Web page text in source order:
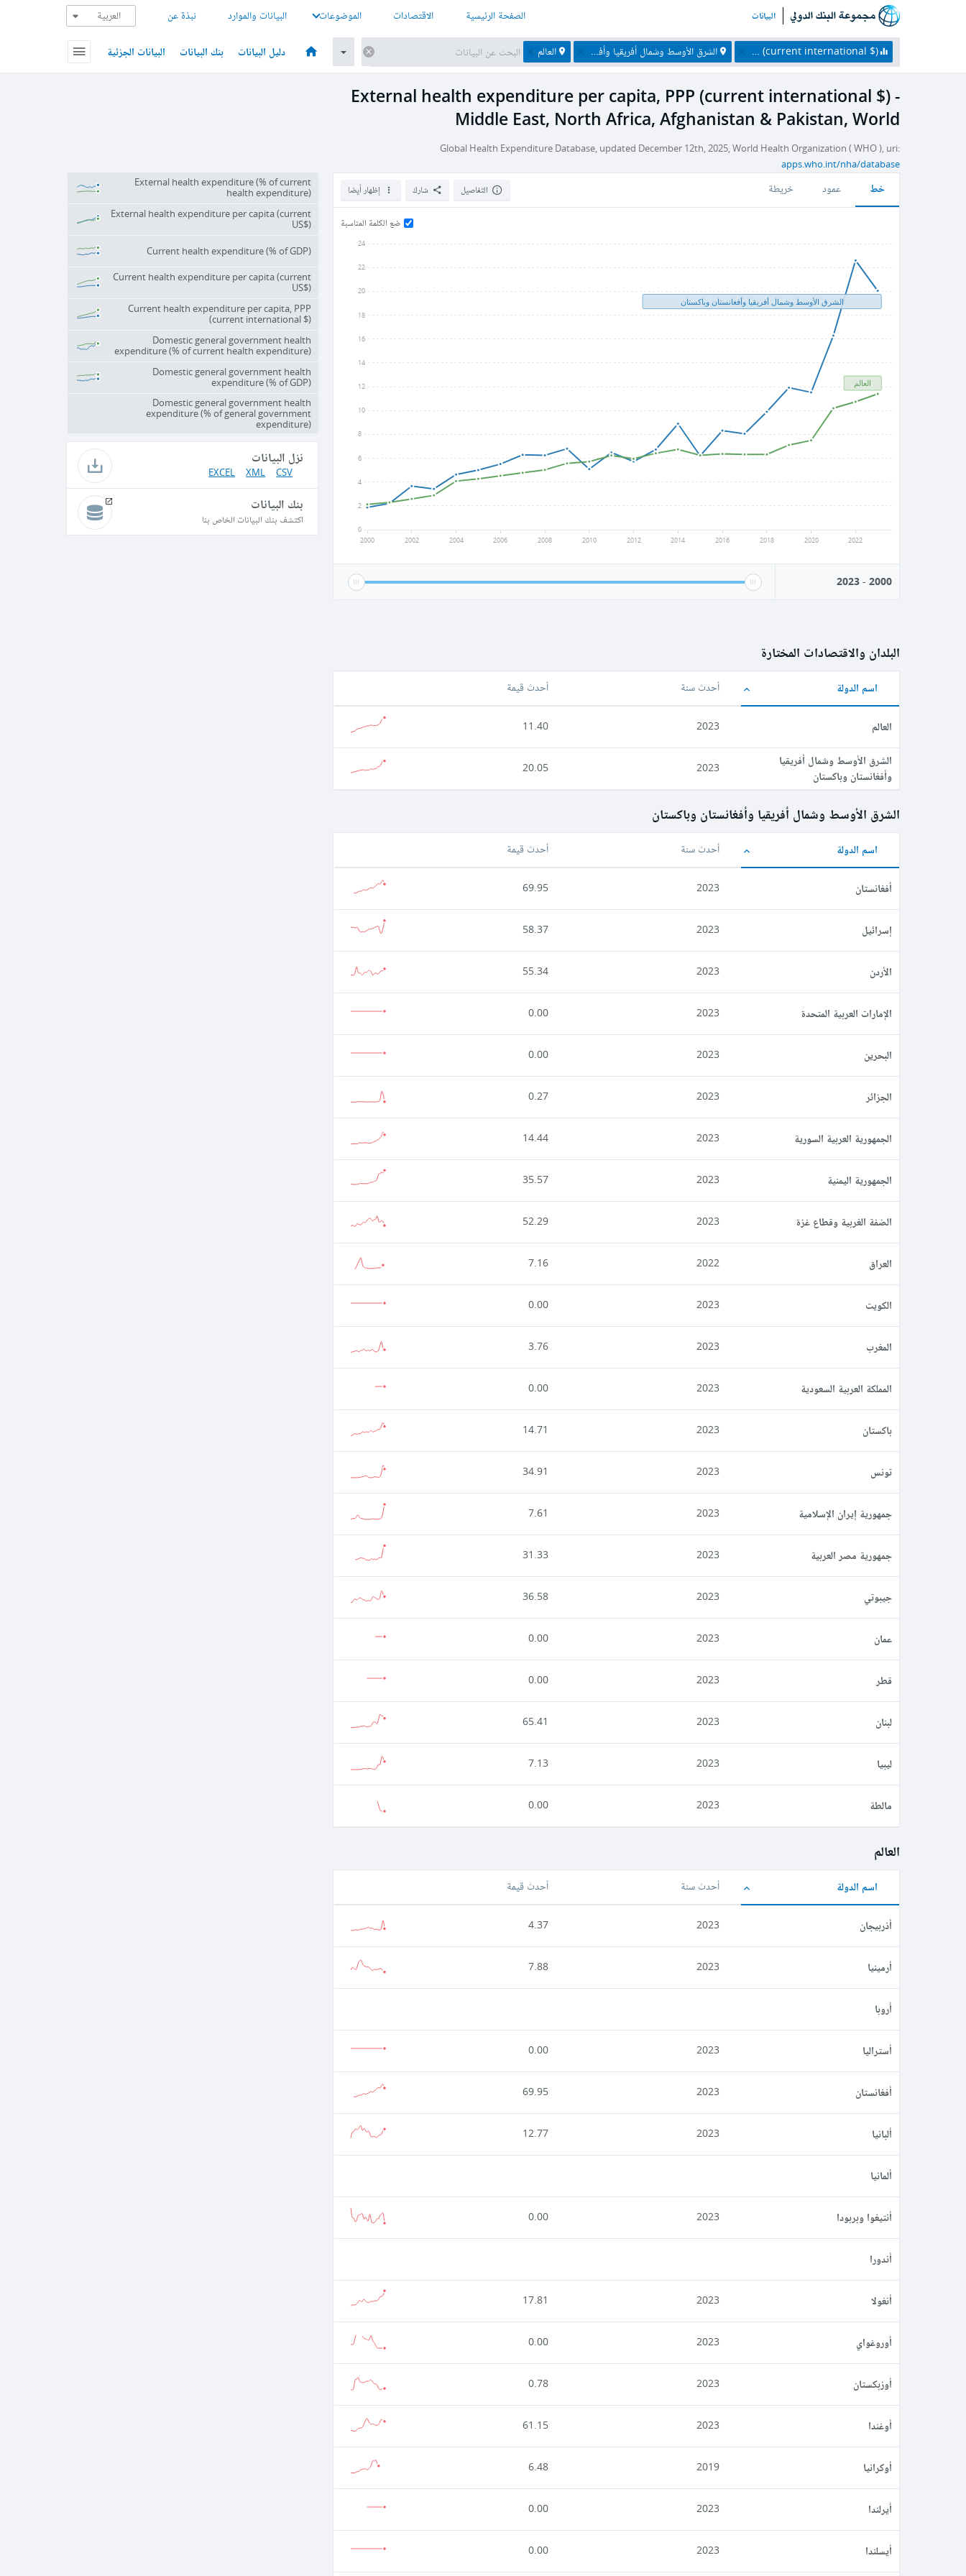
البيانات الصفحة الرئيسية الاقتصادات الموضوعات البيانات والموارد نبذة عن
External health expenditure per capita, PPP (current international $) الشرق الأوسط وشمال أفريقيا وأفغانستان وباكستان العالم دليل البيانات بنك البيانات البيانات الجزئية
External health expenditure per capita, PPP (current international $) -
Middle East, North Africa, Afghanistan & Pakistan, World
Global Health Expenditure Database, updated December 12th, 2025, World Health Organization ( WHO ), uri:
apps.who.int/nha/database
خط عمود خريطة إظهار أيضا شارك التفاصيل
ضع الكلمة المناسبة
2000 2002 2004 2006 2008 2010 2012 2014 2016 2018 2020 2022
0
2
4
6
8
10
12
14
16
18
20
22
24
الشرق الأوسط وشمال أفريقيا وأفغانستان وباكستان
العالم
2000
-
2023
External health expenditure (% of current
health expenditure)
External health expenditure per capita (current
US$)
Current health expenditure (% of GDP)
Current health expenditure per capita (current
US$)
Current health expenditure per capita, PPP
(current international $)
Domestic general government health
expenditure (% of current health expenditure)
Domestic general government health
expenditure (% of GDP)
Domestic general government health
expenditure (% of general government
expenditure)
نزل البيانات
CSV
XML
EXCEL
بنك البيانات
اكتشف بنك البيانات الخاص بنا
البلدان والاقتصادات المختارة
اسم الدولة أحدث سنة أحدث قيمة
العالم 2023
11.40
الشرق الأوسط وشمال أفريقيا
وأفغانستان وباكستان
2023
20.05
الشرق الأوسط وشمال أفريقيا وأفغانستان وباكستان
اسم الدولة أحدث سنة أحدث قيمة
أفغانستان 2023
69.95
إسرائيل 2023
58.37
الأردن 2023
55.34
الإمارات العربية المتحدة 2023
0.00
البحرين 2023
0.00
الجزائر 2023
0.27
الجمهورية العربية السورية 2023
14.44
الجمهورية اليمنية 2023
35.57
الضفة الغربية وقطاع غزة 2023
52.29
العراق 2022
7.16
الكويت 2023
0.00
المغرب 2023
3.76
المملكة العربية السعودية 2023
0.00
باكستان 2023
14.71
تونس 2023
34.91
جمهورية إيران الإسلامية 2023
7.61
جمهورية مصر العربية 2023
31.33
جيبوتي 2023
36.58
عمان 2023
0.00
قطر 2023
0.00
لبنان 2023
65.41
ليبيا 2023
7.13
مالطة 2023
0.00
العالم
اسم الدولة أحدث سنة أحدث قيمة
أذربيجان 2023
4.37
أرمينيا 2023
7.88
أروبا
أستراليا 2023
0.00
أفغانستان 2023
69.95
ألبانيا 2023
12.77
ألمانيا
أنتيغوا وبربودا 2023
0.00
أندورا
أنغولا 2023
17.81
أوروغواي 2023
0.00
أوزبكستان 2023
0.78
أوغندا 2023
61.15
أوكرانيا 2019
6.48
أيرلندا 2023
0.00
أيسلندا 2023
0.00